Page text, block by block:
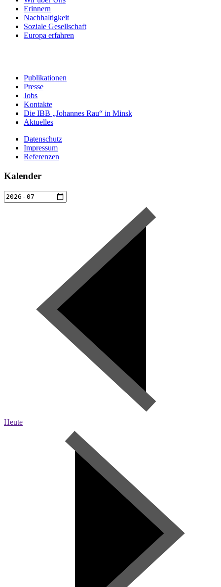
Erinnern
Nachhaltigkeit
Soziale Gesellschaft
Europa erfahren
Publikationen
Presse
Jobs
Kontakte
Die IBB „Johannes Rau“ in Minsk
Aktuelles
Datenschutz
Impressum
Referenzen
Kalender
Heute